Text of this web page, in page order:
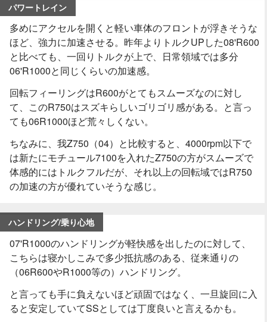
パワートレイン
多めにアクセルを開くと軽い車体のフロントが浮きそうな
ほど、強力に加速させる。昨年よりトルクUPした08'R600
と比べても、一回りトルクが上で、日常領域では多分
06'R1000と同じくらいの加速感。
回転フィーリングはR600がとてもスムーズなのに対し
て、このR750はスズキらしいゴリゴリ感がある。と言っ
ても06R1000ほど荒々しくない。
ちなみに、我Z750（04）と比較すると、4000rpm以下で
は新たにモチュール7100を入れたZ750の方がスムーズで
体感的にはトルクフルだが、それ以上の回転域ではR750
の加速の方が優れていそうな感じ。
ハンドリング/乗り心地
07'R1000のハンドリングが軽快感を出したのに対して、
こちらは寝かしこみで多少抵抗感のある、従来通りの
（06R600やR1000等の）ハンドリング。
と言っても手に負えないほど頑固ではなく、一旦旋回に入
ると安定していてSSとしては丁度良いと言えるかも。